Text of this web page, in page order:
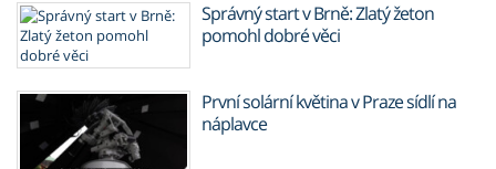
Správný start v Brně: Zlatý žeton
pomohl dobré věci
První solární květina v Praze sídlí na
náplavce